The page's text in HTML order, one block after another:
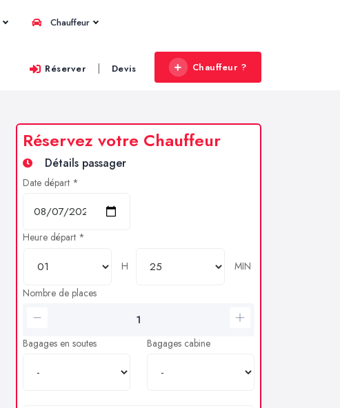
Chauffeur
Réserver | Devis Chauffeur ?
Réservez votre Chauffeur
Détails passager
Date départ *
Heure départ *
H
MIN
Nombre de places
Bagages en soutes Bagages cabine